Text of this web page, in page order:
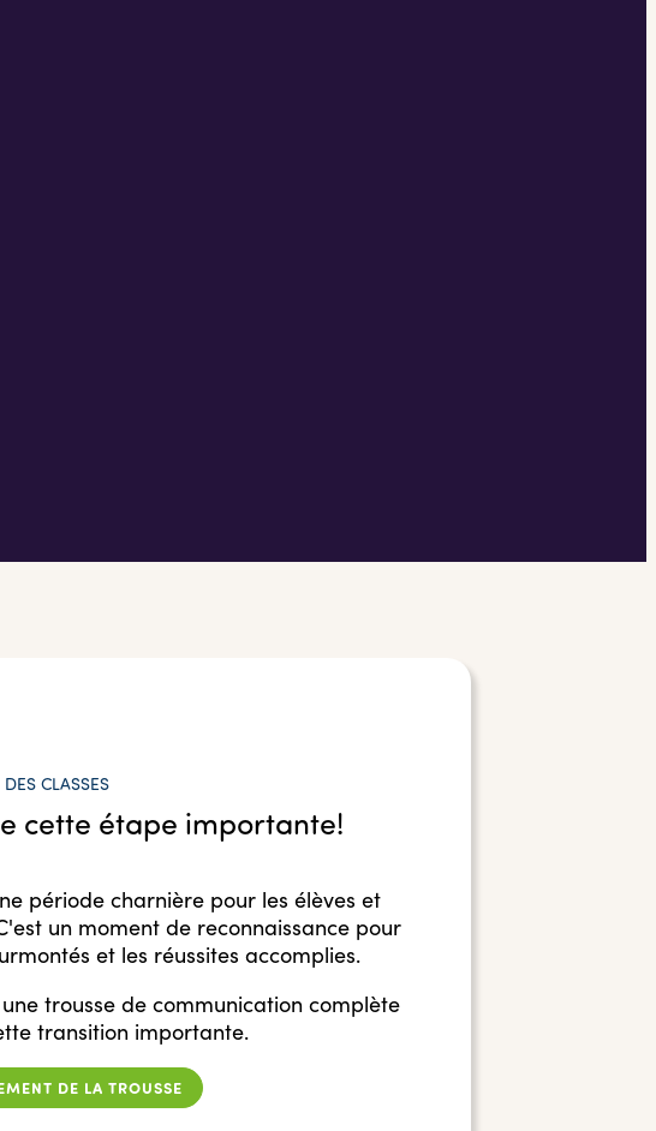
DES CLASSES
cette étape importante!
période charnière pour les élèves et
un moment de reconnaissance pour
et les réussites accomplies.
trousse de communication complète
transition importante.
DE LA TROUSSE